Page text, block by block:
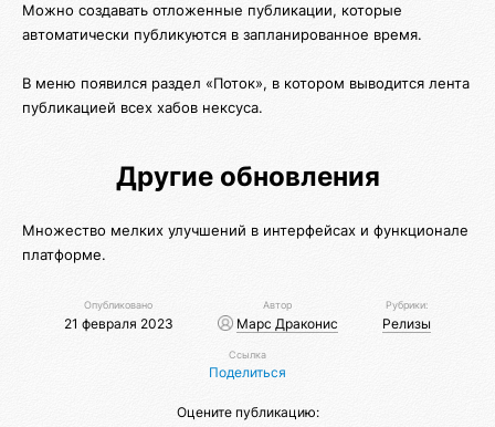
Можно создавать отложенные публикации, которые
автоматически публикуются в запланированное время.
В меню появился раздел «Поток», в котором выводится лента
публикацией всех хабов нексуса.
Другие обновления
Множество мелких улучшений в интерфейсах и функционале
платформе.
Опубликовано
21 февраля 2023
Автор
Марс Драконис
Рубрики:
Релизы
Ссылка
Поделиться
Оцените публикацию: